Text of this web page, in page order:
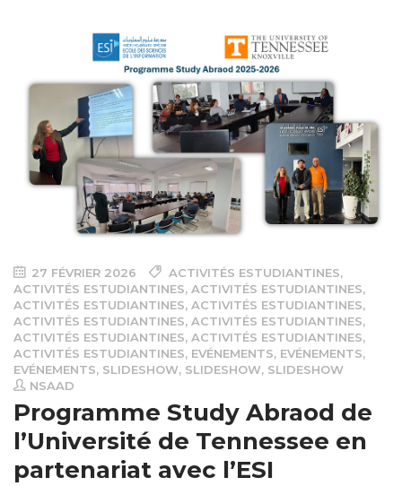
27 FÉVRIER 2026 ACTIVITÉS ESTUDIANTINES,
ACTIVITÉS ESTUDIANTINES, ACTIVITÉS ESTUDIANTINES,
ACTIVITÉS ESTUDIANTINES, ACTIVITÉS ESTUDIANTINES,
ACTIVITÉS ESTUDIANTINES, ACTIVITÉS ESTUDIANTINES,
ACTIVITÉS ESTUDIANTINES, ACTIVITÉS ESTUDIANTINES,
ACTIVITÉS ESTUDIANTINES, EVÉNEMENTS, EVÉNEMENTS,
EVÉNEMENTS, SLIDESHOW, SLIDESHOW, SLIDESHOW
NSAAD
Programme Study Abraod de
l’Université de Tennessee en
partenariat avec l’ESI